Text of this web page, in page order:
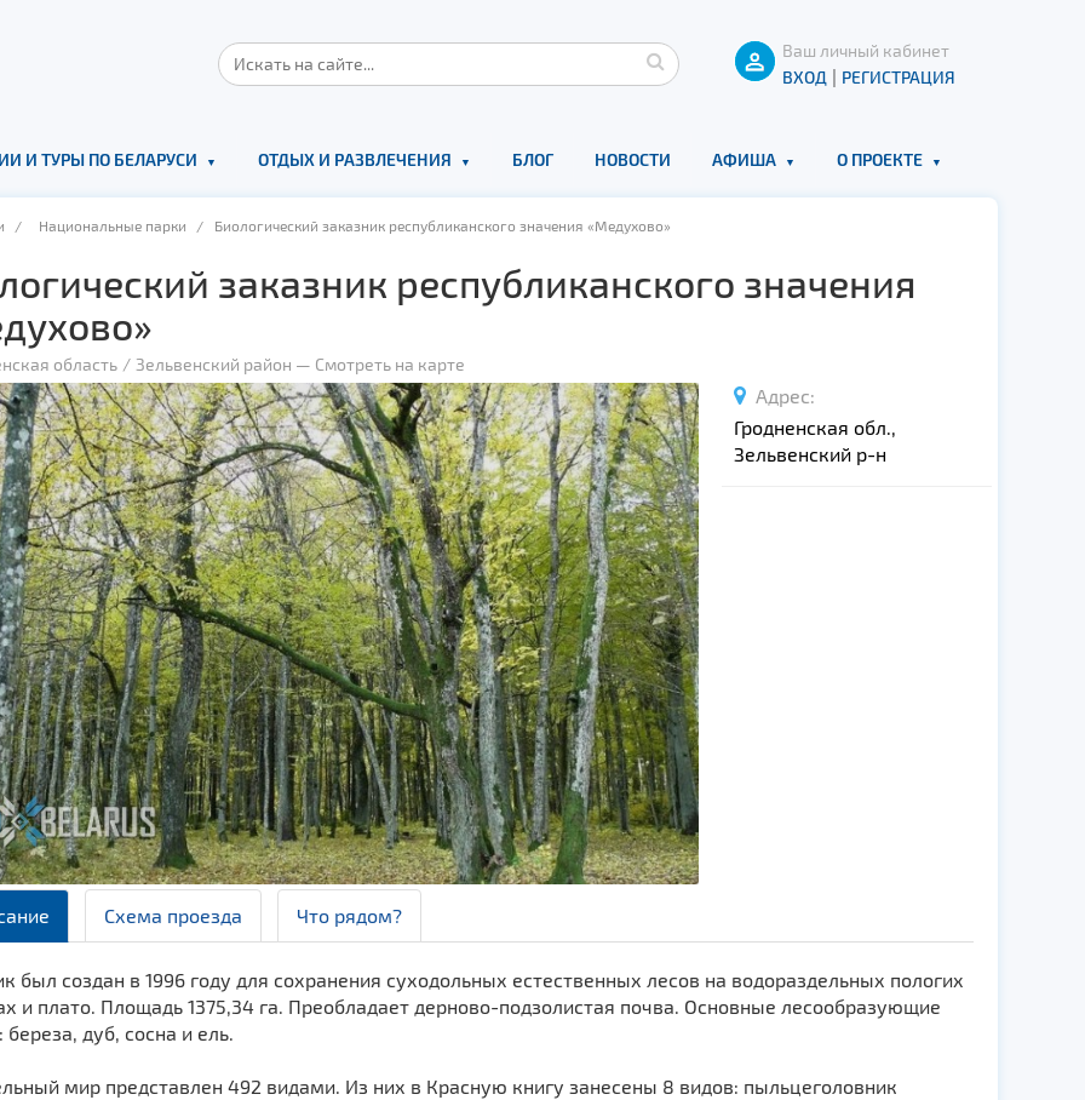
Ваш личный кабинет
ВХОД | РЕГИСТРАЦИЯ
И ТУРЫ ПО БЕЛАРУСИ ОТДЫХ И РАЗВЛЕЧЕНИЯ БЛОГ НОВОСТИ АФИША О ПРОЕКТЕ
/ Национальные парки / Биологический заказник республиканского значения «Медухово»
заказник республиканского значения
область Зельвенский район — Смотреть на карте
Адрес:
Гродненская обл.,
Зельвенский р-н
Схема проезда Что рядом?
был создан в 1996 году для сохранения суходольных естественных лесов на водораздельных пологих
и плато. Площадь 1375,34 га. Преобладает дерново-подзолистая почва. Основные лесообразующие
дуб, сосна и ель.
мир представлен 492 видами. Из них в Красную книгу занесены 8 видов: пыльцеголовник